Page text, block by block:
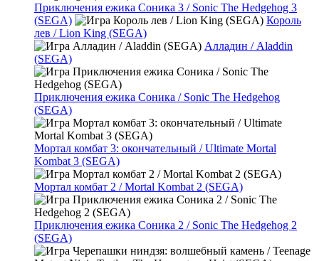
Приключения ежика Соника 3 / Sonic The Hedgehog 3
(SEGA)
Король
лев / Lion King (SEGA)
Алладин / Aladdin
(SEGA)
Приключения ежика Соника / Sonic The Hedgehog
(SEGA)
Мортал комбат 3: окончательный / Ultimate Mortal
Kombat 3 (SEGA)
Мортал комбат 2 / Mortal Kombat 2 (SEGA)
Приключения ежика Соника 2 / Sonic The Hedgehog 2
(SEGA)